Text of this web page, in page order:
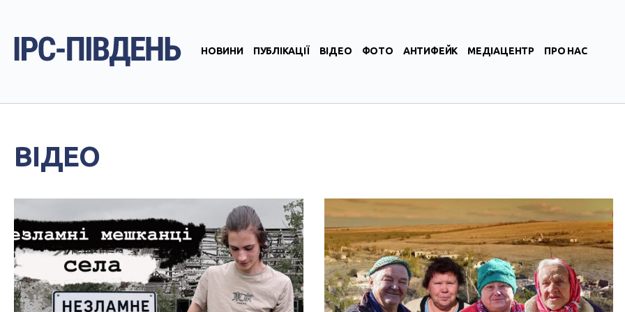
НОВИНИ ПУБЛІКАЦІЇ ВІДЕО ФОТО АНТИФЕЙК МЕДІАЦЕНТР ПРО НАС
ВІДЕО